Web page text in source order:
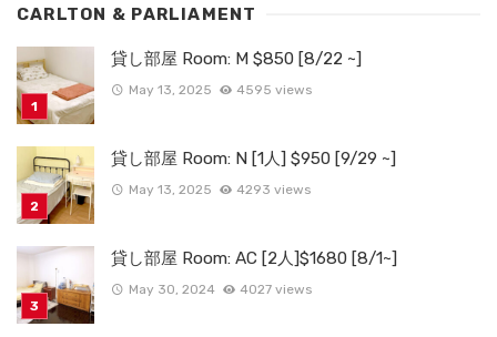
CARLTON & PARLIAMENT
貸し部屋 Room: M $850 [8/22 ~]
May 13, 2025 4595 views
貸し部屋 Room: N [1人] $950 [9/29 ~]
May 13, 2025 4293 views
貸し部屋 Room: AC [2人]$1680 [8/1~]
May 30, 2024 4027 views